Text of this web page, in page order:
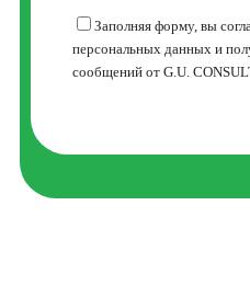
Заполняя форму, вы
персональных данных и
сообщений от G.U.